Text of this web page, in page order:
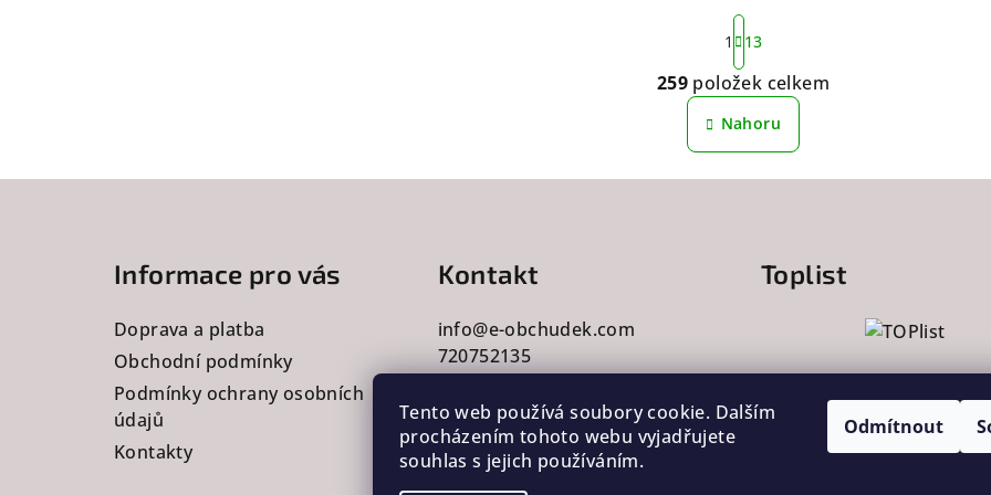
Tento web používá soubory cookie. Dalším
procházením tohoto webu vyjadřujete
souhlas s jejich používáním.
Odmítnout
O
v
l
á
r
v
S
t
r
á
n
k
o
1 13
259 položek celkem
Nahoru
Informace pro vás
Doprava a platba
Obchodní podmínky
Podmínky ochrany osobních
údajů
Kontakty
Kontakt
info@e-obchudek.com
720752135
Toplist